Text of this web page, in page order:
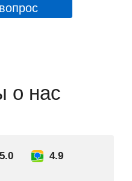
о нас
5.0 4.9